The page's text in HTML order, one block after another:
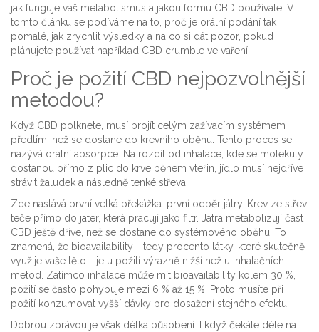
jak funguje váš metabolismus a jakou formu CBD používáte. V
tomto článku se podíváme na to, proč je orální podání tak
pomalé, jak zrychlit výsledky a na co si dát pozor, pokud
plánujete používat například CBD crumble ve vaření.
Proč je požití CBD nejpozvolnější
metodou?
Když CBD polknete, musí projít celým zažívacím systémem
předtím, než se dostane do krevního oběhu. Tento proces se
nazývá orální absorpce . Na rozdíl od inhalace, kde se molekuly
dostanou přímo z plic do krve během vteřin, jídlo musí nejdříve
strávit žaludek a následně tenké střeva.
Zde nastává první velká překážka: první odběr játry . Krev ze střev
teče přímo do jater, která pracují jako filtr. Játra metabolizují část
CBD ještě dříve, než se dostane do systémového oběhu. To
znamená, že bioavailability - tedy procento látky, které skutečně
využije vaše tělo - je u požití výrazně nižší než u inhalačních
metod. Zatímco inhalace může mít bioavailability kolem 30 %,
požití se často pohybuje mezi 6 % až 15 %. Proto musíte při
požití konzumovat vyšší dávky pro dosažení stejného efektu.
Dobrou zprávou je však délka působení. I když čekáte déle na